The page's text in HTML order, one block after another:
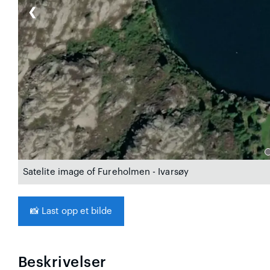
❮
Satelite image of Fureholmen - Ivarsøy
📸 Last opp et bilde
Beskrivelser